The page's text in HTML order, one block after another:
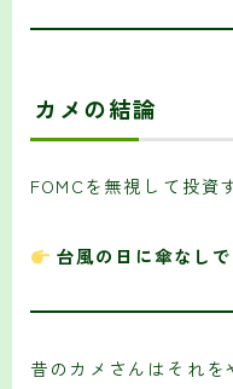
カメの結論
FOMCを無視して投資
台風の日に傘なし
昔のカメさんはそれを